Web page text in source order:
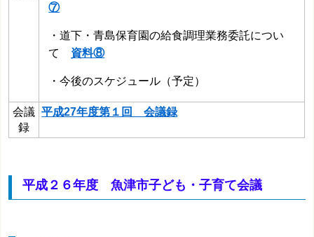
⑦
・道下・青島保育園の給食調理業務委託につい
て 資料⑧
・今後のスケジュール（予定）
会議
録
平成27年度第１回 会議録
平成２６年度 魚津市子ども・子育て会議